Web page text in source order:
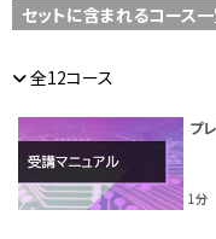
セットに含まれるコース
全12コース
プ
1分